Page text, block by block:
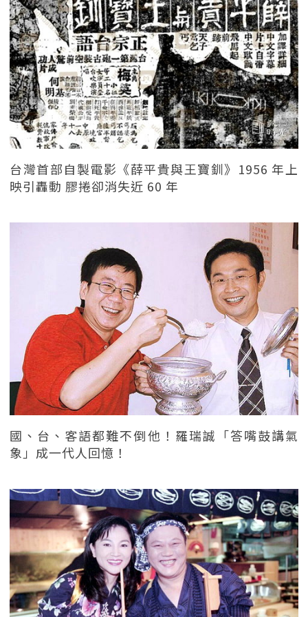
台灣首部自製電影《薛平貴與王寶釧》1956 年上
映引轟動 膠捲卻消失近 60 年
國、台、客語都難不倒他！羅瑞誠「答嘴鼓講氣
象」成一代人回憶！